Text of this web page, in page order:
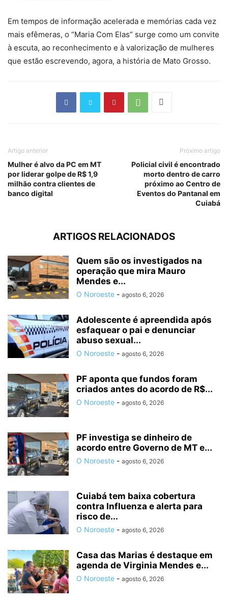
Em tempos de informação acelerada e memórias cada vez
mais efêmeras, o “Maria Com Elas” surge como um convite
à escuta, ao reconhecimento e à valorização de mulheres
que estão escrevendo, agora, a história de Mato Grosso.
Artigo anterior
Mulher é alvo da PC em MT
por liderar golpe de R$ 1,9
milhão contra clientes de
banco digital
Próximo artigo
Policial civil é encontrado
morto dentro de carro
próximo ao Centro de
Eventos do Pantanal em
Cuiabá
ARTIGOS RELACIONADOS
Quem são os investigados na
operação que mira Mauro
Mendes e...
O Noroeste - agosto 6, 2026
Adolescente é apreendida após
esfaquear o pai e denunciar
abuso sexual...
O Noroeste - agosto 6, 2026
PF aponta que fundos foram
criados antes do acordo de R$...
O Noroeste - agosto 6, 2026
PF investiga se dinheiro de
acordo entre Governo de MT e...
O Noroeste - agosto 6, 2026
Cuiabá tem baixa cobertura
contra Influenza e alerta para
risco de...
O Noroeste - agosto 6, 2026
Casa das Marias é destaque em
agenda de Virginia Mendes e...
O Noroeste - agosto 6, 2026